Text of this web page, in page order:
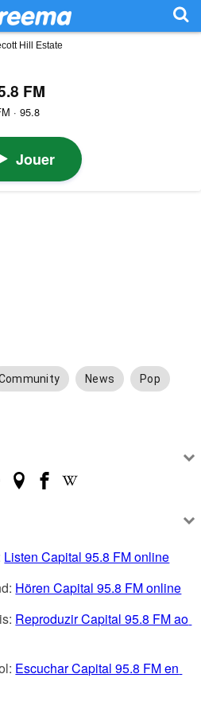
Hill Estate
FM
· 95.8
Jouer
News Pop
Listen Capital 95.8 FM online
Hören Capital 95.8 FM online
Reproduzir Capital 95.8 FM ao
Escuchar Capital 95.8 FM en